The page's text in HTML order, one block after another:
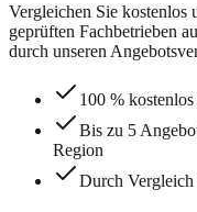
Vergleichen Sie
geprüften Fachbetrieben
durch unseren
100 %
Bis zu 5
Region
Durch Vergleich